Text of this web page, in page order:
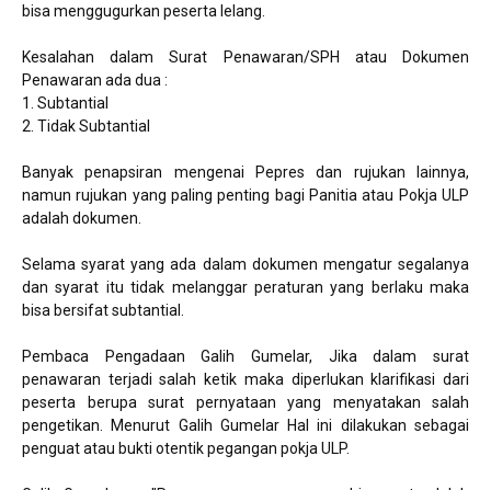
bisa menggugurkan peserta lelang.
Kesalahan dalam Surat Penawaran/SPH atau Dokumen
Penawaran ada dua :
1. Subtantial
2. Tidak Subtantial
Banyak penapsiran mengenai Pepres dan rujukan lainnya,
namun rujukan yang paling penting bagi Panitia atau Pokja ULP
adalah dokumen.
Selama syarat yang ada dalam dokumen mengatur segalanya
dan syarat itu tidak melanggar peraturan yang berlaku maka
bisa bersifat subtantial.
Pembaca Pengadaan Galih Gumelar, Jika dalam surat
penawaran terjadi salah ketik maka diperlukan klarifikasi dari
peserta berupa surat pernyataan yang menyatakan salah
pengetikan. Menurut Galih Gumelar Hal ini dilakukan sebagai
penguat atau bukti otentik pegangan pokja ULP.